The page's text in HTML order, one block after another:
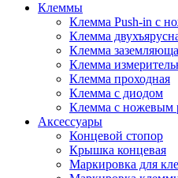
Клеммы
Клемма Push-in с
Клемма
Клемма
Клемма
Клемма проходная
Клемма с диодом
Клемма с ножевым
Аксессуары
Концевой стопор
Крышка концевая
Маркировка для